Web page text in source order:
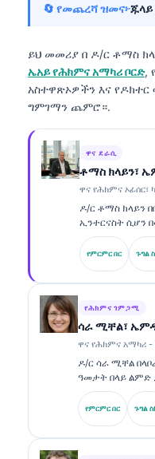
🔄 የመጨረሻ ዝመና፦ጁላይ
ይህ መመሪያ በ ዶ/ር ቶማስ
ኤአይ የሕክምና አማካሪ ቦርድ,
አስተዋጽኦዎችን እና
ግምገማን ጨምሮ።.
ዋና ደራሲ
ቶማስ ክላይን፣
ዋና የሕክምና ኦፊሰር፣
ዶ/ር ቶማስ ክላይን
ኢንተርናስት ሲሆን
ትንታኔ ከ15
ዋና የሕክምና ኦፊሰር
ትክክለኛነት ላይ
የምርምር በር ጉግል
የሕክምና ገምጋሚ
ሳራ ሚቸል፣
ዋና የሕክምና አማካሪ
ዶ/ር ሳራ ሚቸል
ዓመታት በላይ ልምድ
ናት። በክሊኒካዊ
በባዮማርከር ፓነሎች
ውስጥ ብዙ ሥራ
የምርምር በር ጉግል